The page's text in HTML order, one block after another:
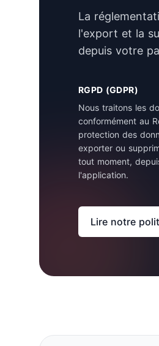
La
l'export et la
depuis votre
RGPD (GDPR)
Nous traitons les
conformément au
protection des
exporter ou
tout moment,
l'application.
Lire notre